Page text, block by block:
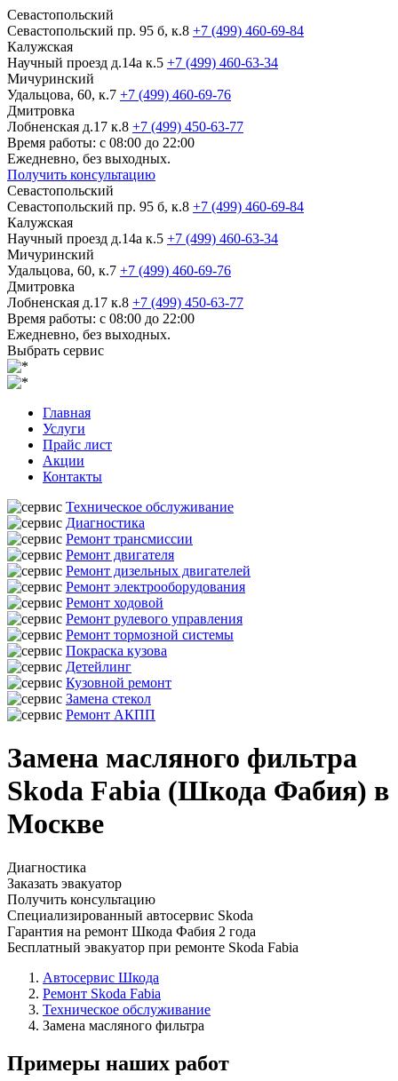
Севастопольский
Севастопольский пр. 95 б, к.8 +7 (499) 460-69-84
Калужская
Научный проезд д.14а к.5 +7 (499) 460-63-34
Мичуринский
Удальцова, 60, к.7 +7 (499) 460-69-76
Дмитровка
Лобненская д.17 к.8 +7 (499) 450-63-77
Время работы: с 08:00 до 22:00
Ежедневно, без выходных.
Получить консультацию
Севастопольский
Севастопольский пр. 95 б, к.8 +7 (499) 460-69-84
Калужская
Научный проезд д.14а к.5 +7 (499) 460-63-34
Мичуринский
Удальцова, 60, к.7 +7 (499) 460-69-76
Дмитровка
Лобненская д.17 к.8 +7 (499) 450-63-77
Время работы: с 08:00 до 22:00
Ежедневно, без выходных.
Выбрать сервис
Главная
Услуги
Прайс лист
Акции
Контакты
Техническое обслуживание
Диагностика
Ремонт трансмиссии
Ремонт двигателя
Ремонт дизельных двигателей
Ремонт электрооборудования
Ремонт ходовой
Ремонт рулевого управления
Ремонт тормозной системы
Покраска кузова
Детейлинг
Кузовной ремонт
Замена стекол
Ремонт АКПП
Замена масляного фильтра
Skoda Fabia (Шкода Фабия) в
Москве
Диагностика
Заказать эвакуатор
Получить консультацию
Специализированный автосервис Skoda
Гарантия на ремонт Шкода Фабия 2 года
Бесплатный эвакуатор при ремонте Skoda Fabia
Автосервис Шкода
Ремонт Skoda Fabia
Техническое обслуживание
Замена масляного фильтра
Примеры наших работ